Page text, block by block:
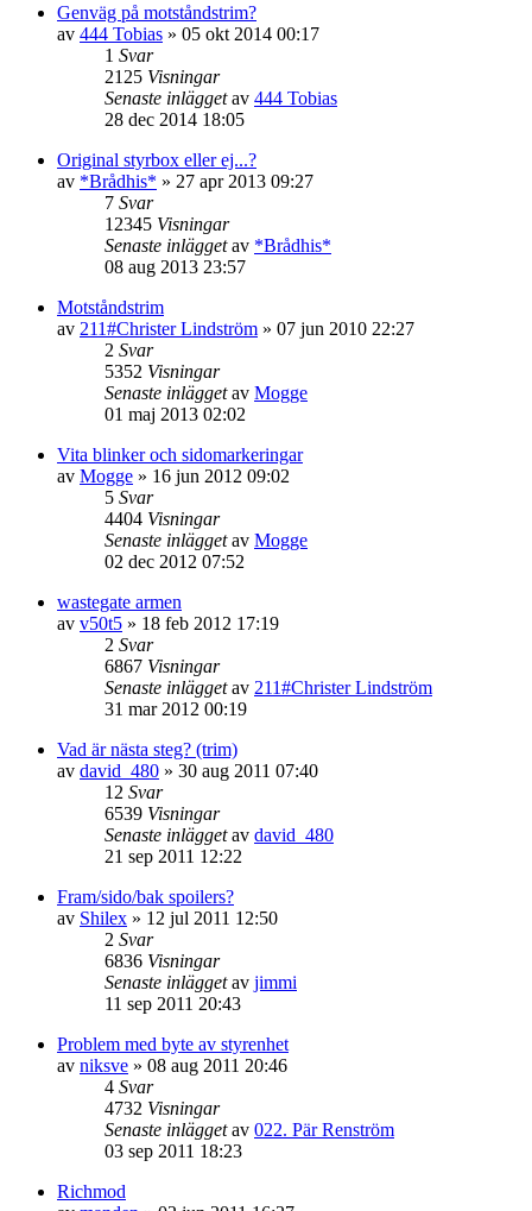
Genväg på motståndstrim?
av 444 Tobias » 05 okt 2014 00:17
1 Svar
2125 Visningar
Senaste inläggetav 444 Tobias
28 dec 2014 18:05
Original styrbox eller ej...?
av *Brådhis* » 27 apr 2013 09:27
7 Svar
12345 Visningar
Senaste inläggetav *Brådhis*
08 aug 2013 23:57
Motståndstrim
av 211#Christer Lindström » 07 jun 2010 22:27
2 Svar
5352 Visningar
Senaste inläggetav Mogge
01 maj 2013 02:02
Vita blinker och sidomarkeringar
av Mogge » 16 jun 2012 09:02
5 Svar
4404 Visningar
Senaste inläggetav Mogge
02 dec 2012 07:52
wastegate armen
av v50t5 » 18 feb 2012 17:19
2 Svar
6867 Visningar
Senaste inläggetav 211#Christer Lindström
31 mar 2012 00:19
Vad är nästa steg? (trim)
av david_480 » 30 aug 2011 07:40
12 Svar
6539 Visningar
Senaste inläggetav david_480
21 sep 2011 12:22
Fram/sido/bak spoilers?
av Shilex » 12 jul 2011 12:50
2 Svar
6836 Visningar
Senaste inläggetav jimmi
11 sep 2011 20:43
Problem med byte av styrenhet
av niksve » 08 aug 2011 20:46
4 Svar
4732 Visningar
Senaste inläggetav 022. Pär Renström
03 sep 2011 18:23
Richmod